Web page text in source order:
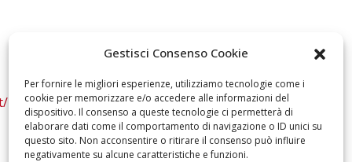
Gestisci Consenso Cookie
Per fornire le migliori esperienze, utilizziamo tecnologie come i
cookie per memorizzare e/o accedere alle informazioni del
dispositivo. Il consenso a queste tecnologie ci permetterà di
elaborare dati come il comportamento di navigazione o ID unici su
questo sito. Non acconsentire o ritirare il consenso può influire
negativamente su alcune caratteristiche e funzioni.
instatodigrazia/
dintorni” per
anni di Fondazione
Giugno 15, 2026
18 e 19 dicembre